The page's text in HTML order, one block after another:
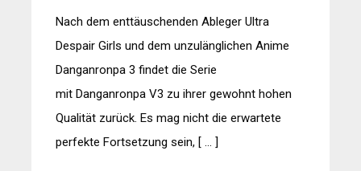
Nach dem enttäuschenden Ableger Ultra
Despair Girls und dem unzulänglichen Anime
Danganronpa 3 findet die Serie
mit Danganronpa V3 zu ihrer gewohnt hohen
Qualität zurück. Es mag nicht die erwartete
perfekte Fortsetzung sein, [ … ]